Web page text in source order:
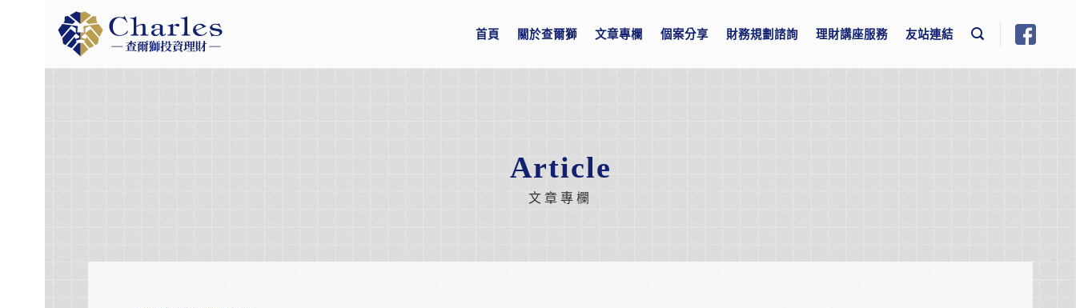
首頁 關於查爾獅 文章專欄 個案分享 財務規劃諮詢 理財講座服務 友站連結
Article
文章專欄